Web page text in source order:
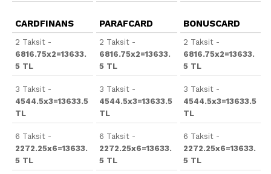
CARDFINANS
2 Taksit -
6816.75x2=13633.
5 TL
3 Taksit -
4544.5x3=13633.5
TL
6 Taksit -
2272.25x6=13633.
5 TL
PARAFCARD
2 Taksit -
6816.75x2=13633.
5 TL
3 Taksit -
4544.5x3=13633.5
TL
6 Taksit -
2272.25x6=13633.
5 TL
BONUSCARD
2 Taksit -
6816.75x2=13633.
5 TL
3 Taksit -
4544.5x3=13633.5
TL
6 Taksit -
2272.25x6=13633.
5 TL